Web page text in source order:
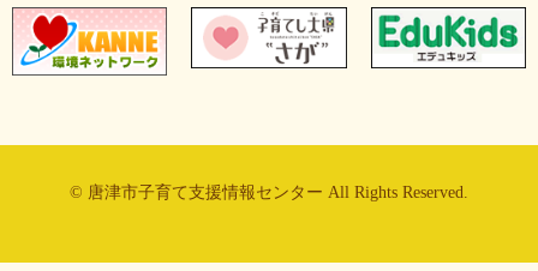
© 唐津市子育て支援情報センター All Rights Reserved.